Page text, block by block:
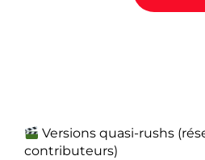
Versions quasi-rushs
contributeurs)